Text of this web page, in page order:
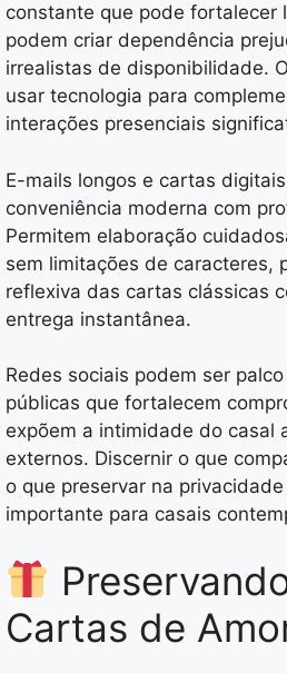
constante que pode fortalecer
podem criar dependência
irrealistas de disponibilidade.
usar tecnologia para
interações presenciais
E-mails longos e cartas
conveniência moderna com
Permitem elaboração
sem limitações de caracteres,
reflexiva das cartas clássicas
entrega instantânea.
Redes sociais podem ser
públicas que fortalecem
expõem a intimidade do casal
externos. Discernir o que
o que preservar na
importante para casais
Cartas de